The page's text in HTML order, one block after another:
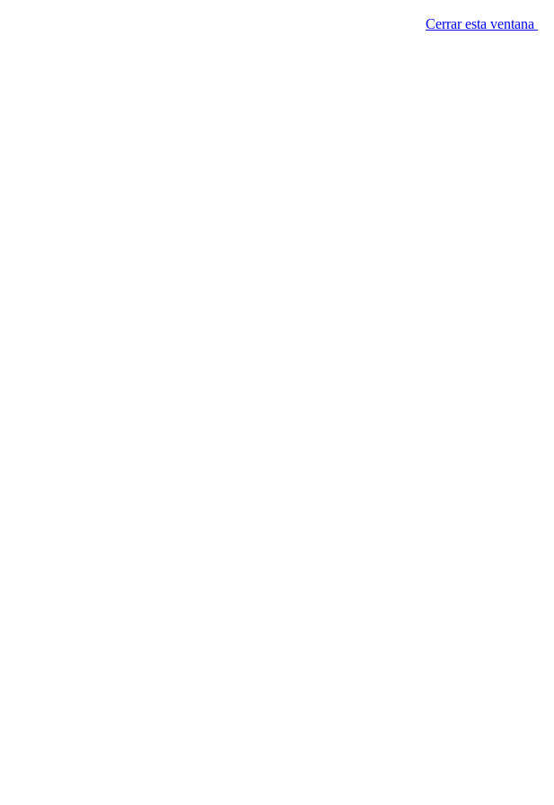
Cerrar esta ventana